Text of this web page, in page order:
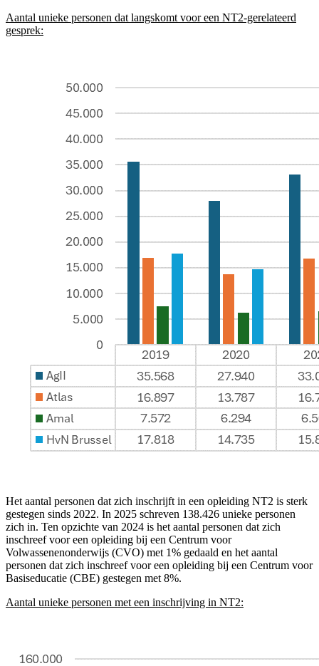
Aantal unieke personen dat langskomt voor een NT2-gerelateerd
gesprek:
Het aantal personen dat zich inschrijft in een opleiding NT2 is sterk
gestegen sinds 2022. In 2025 schreven 138.426 unieke personen
zich in. Ten opzichte van 2024 is het aantal personen dat zich
inschreef voor een opleiding bij een Centrum voor
Volwassenenonderwijs (CVO) met 1% gedaald en het aantal
personen dat zich inschreef voor een opleiding bij een Centrum voor
Basiseducatie (CBE) gestegen met 8%.
Aantal unieke personen met een inschrijving in NT2: